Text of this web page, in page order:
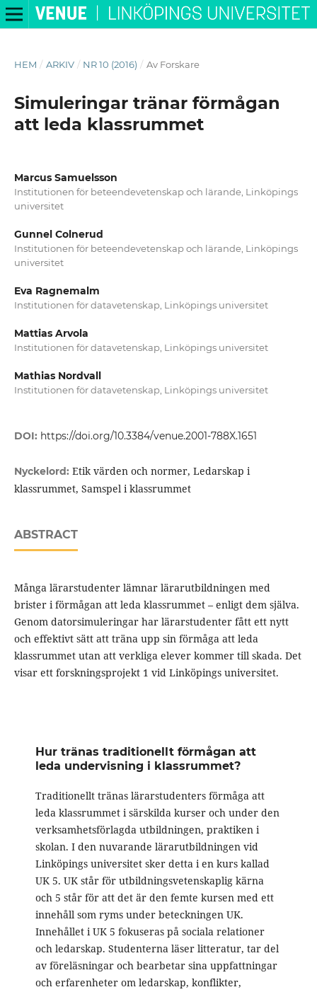
HEM / ARKIV / NR 10 (2016) / Av Forskare
Simuleringar tränar förmågan
att leda klassrummet
Marcus Samuelsson
Institutionen för beteendevetenskap och lärande, Linköpings
universitet
Gunnel Colnerud
Institutionen för beteendevetenskap och lärande, Linköpings
universitet
Eva Ragnemalm
Institutionen för datavetenskap, Linköpings universitet
Mattias Arvola
Institutionen för datavetenskap, Linköpings universitet
Mathias Nordvall
Institutionen för datavetenskap, Linköpings universitet
DOI: https://doi.org/10.3384/venue.2001-788X.1651
Nyckelord: Etik värden och normer, Ledarskap i
klassrummet, Samspel i klassrummet
ABSTRACT
Många lärarstudenter lämnar lärarutbildningen med
brister i förmågan att leda klassrummet – enligt dem själva.
Genom datorsimuleringar har lärarstudenter fått ett nytt
och effektivt sätt att träna upp sin förmåga att leda
klassrummet utan att verkliga elever kommer till skada. Det
visar ett forskningsprojekt 1 vid Linköpings universitet.
Hur tränas traditionellt förmågan att
leda undervisning i klassrummet?
Traditionellt tränas lärarstudenters förmåga att
leda klassrummet i särskilda kurser och under den
verksamhetsförlagda utbildningen, praktiken i
skolan. I den nuvarande lärarutbildningen vid
Linköpings universitet sker detta i en kurs kallad
UK 5. UK står för utbildningsvetenskaplig kärna
och 5 står för att det är den femte kursen med ett
innehåll som ryms under beteckningen UK.
Innehållet i UK 5 fokuseras på sociala relationer
och ledarskap. Studenterna läser litteratur, tar del
av föreläsningar och bearbetar sina uppfattningar
och erfarenheter om ledarskap, konflikter,